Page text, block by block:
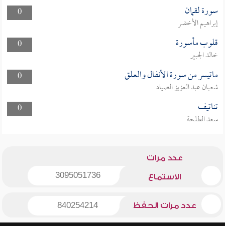
0
سورة لقمان
إبراهيم الأخضر
0
قلوب مأسورة
خالد الجبير
0
ماتيسر من سورة الأنفال والعلق
شعبان عبد العزيز الصياد
0
تناتيف
سعد الطلحة
عدد مرات
الاستماع 3095051736
عدد مرات الحفظ 840254214